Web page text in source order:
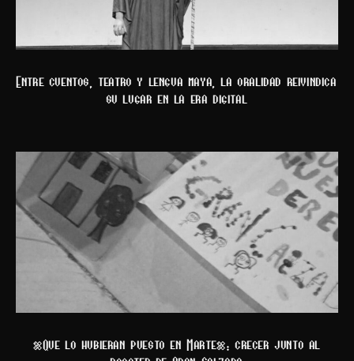
Entre cuentos, teatro y lengua maya, la oralidad reivindica
su lugar en la era digital
“Que lo hubieran puesto en Marte”: crecer junto al